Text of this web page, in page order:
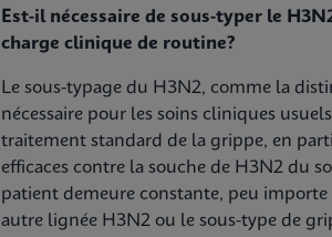
Est-il nécessaire de sous-typer le
charge clinique de routine?
Le sous-typage du H3N2, comme la
nécessaire pour les soins cliniques usuels
traitement standard de la grippe, en
efficaces contre la souche de H3N2 du
patient demeure constante, peu
autre lignée H3N2 ou le sous-type de